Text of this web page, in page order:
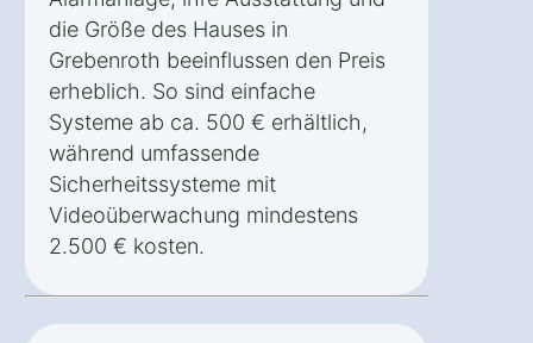
die Größe des Hauses in
Grebenroth beeinflussen den Preis
erheblich. So sind einfache
Systeme ab ca. 500 € erhältlich,
während umfassende
Sicherheitssysteme mit
Videoüberwachung mindestens
2.500 € kosten.